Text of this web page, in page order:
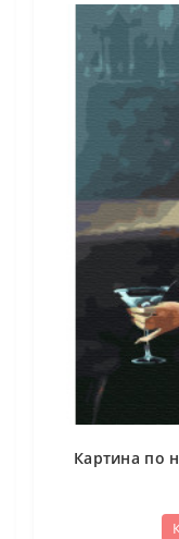
Картина по